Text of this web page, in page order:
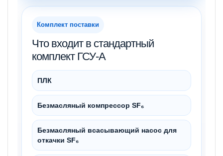
Комплект поставки
Что входит в стандартный
комплект ГСУ-А
ПЛК
Безмасляный компрессор SF₆
Безмасляный всасывающий насос для
откачки SF₆